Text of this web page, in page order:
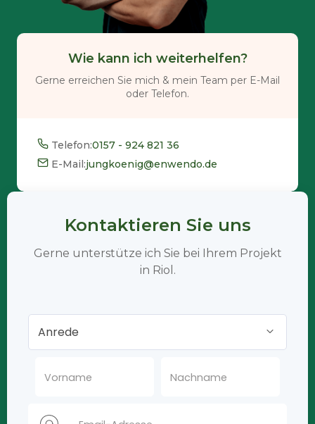
Wie kann ich weiterhelfen?
Gerne erreichen Sie mich & mein Team per E-Mail
oder Telefon.
Telefon:0157 - 924 821 36
E-Mail:jungkoenig@enwendo.de
Kontaktieren Sie uns
Gerne unterstütze ich Sie bei Ihrem Projekt
in Riol.